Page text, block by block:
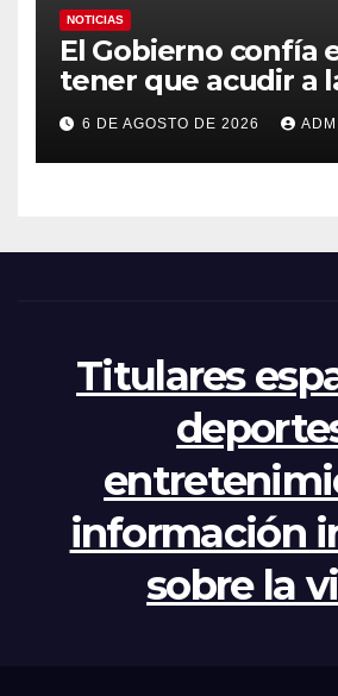
NOTICIAS
El Gobierno confía
tener que acudir a
por el reparto de
mientras el PP pide
apertura del
6 DE AGOSTO DE 2026
Titulares
información
sobre la